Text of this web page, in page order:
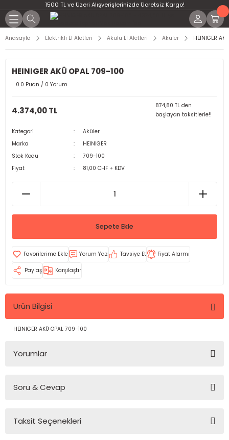
1500 TL ve Üzeri Alışverişlerinizde Ücretsiz Kargo!
Anasayfa Elektrikli El Aletleri Akülü El Aletleri Aküler HEINIGER
HEINIGER AKÜ OPAL 709-100
0.0 Puan / 0 Yorum
4.374,00 TL
874,80 TL den
başlayan taksitlerle!!
Kategori
Aküler
Marka
HEINIGER
Stok Kodu
709-100
Fiyat
81,00 CHF + KDV
Sepete Ekle
Yorum Yaz Tavsiye Et Fiyat Alarmı
Paylaş Karşılaştır
Ürün Bilgisi
HEINIGER AKÜ OPAL 709-100
Yorumlar
Soru & Cevap
Ürün hakkında henüz soru sorulmamış.
Taksit Seçenekleri